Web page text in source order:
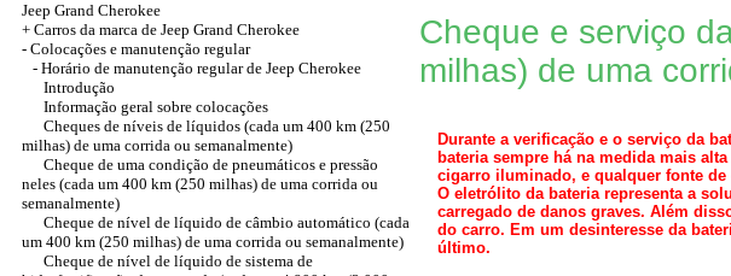
Jeep Grand Cherokee
+ Carros da marca de Jeep Grand Cherokee
- Colocações e manutenção regular
- Horário de manutenção regular de Jeep Cherokee
Introdução
Informação geral sobre colocações
Cheques de níveis de líquidos (cada um 400 km (250
milhas) de uma corrida ou semanalmente)
Cheque de uma condição de pneumáticos e pressão
neles (cada um 400 km (250 milhas) de uma corrida ou
semanalmente)
Cheque de nível de líquido de câmbio automático (cada
um 400 km (250 milhas) de uma corrida ou semanalmente)
Cheque de nível de líquido de sistema de
Cheque e serviço
milhas) de uma
Durante a verificação e o serviço da
bateria sempre há na medida mais
cigarro iluminado, e qualquer fonte
O eletrólito da bateria representa a
carregado de danos graves. Além
do carro. Em um desinteresse da
último.